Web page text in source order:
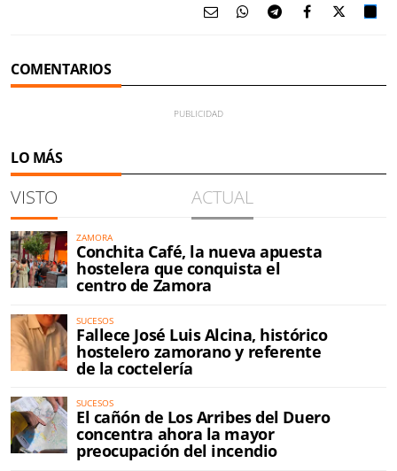
COMENTARIOS
LO MÁS
VISTO ACTUAL
ZAMORA
Conchita Café, la nueva apuesta
hostelera que conquista el
centro de Zamora
SUCESOS
Fallece José Luis Alcina, histórico
hostelero zamorano y referente
de la coctelería
SUCESOS
El cañón de Los Arribes del Duero
concentra ahora la mayor
preocupación del incendio